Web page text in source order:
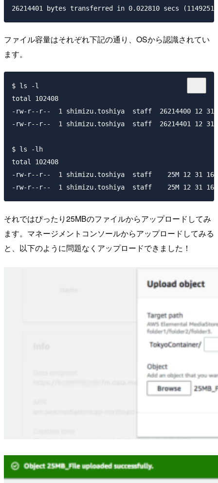
ファイル容量はそれぞれ下記の通り、OSから認識されてい
ます。
$ ls -l
total 102408
-rw-r--r--  1 shimizu.toshiya  staff  26214400 12 31
-rw-r--r--  1 shimizu.toshiya  staff  26214401 12 31
$ ls -lh
total 102408
-rw-r--r--  1 shimizu.toshiya  staff    25M 12 31
それではぴったり25MBのファイルからアップロードしてみ
ます。マネージメントコンソールからアップロードしてみる
と、以下のように問題なくアップロードできました！